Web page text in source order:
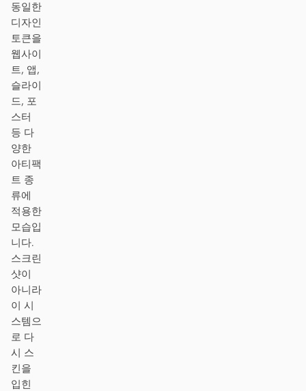
스크린샷을 코드로
템플릿
블로그
튜토리얼
동일한
디자인
토큰을
웹사이
트, 앱,
슬라이
드, 포
스터
등 다
양한
아티팩
트 종
류에
적용한
모습입
니다.
스크린
샷이
아니라
이 시
스템으
로 다
시 스
킨을
입힌